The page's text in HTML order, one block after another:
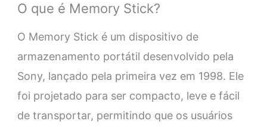
O que é Memory Stick?
O Memory Stick é um dispositivo de
armazenamento portátil desenvolvido pela
Sony, lançado pela primeira vez em 1998. Ele
foi projetado para ser compacto, leve e fácil
de transportar, permitindo que os usuários